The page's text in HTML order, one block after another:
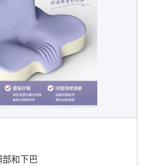
部和下巴